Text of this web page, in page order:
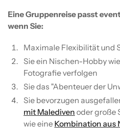
Eine Gruppenreise passt
wenn Sie:
Maximale Flexibilität und
Sie ein Nischen-Hobby
Fotografie verfolgen
Sie das "Abenteuer der
Sie bevorzugen
mit Malediven oder große
wie eine Kombination aus